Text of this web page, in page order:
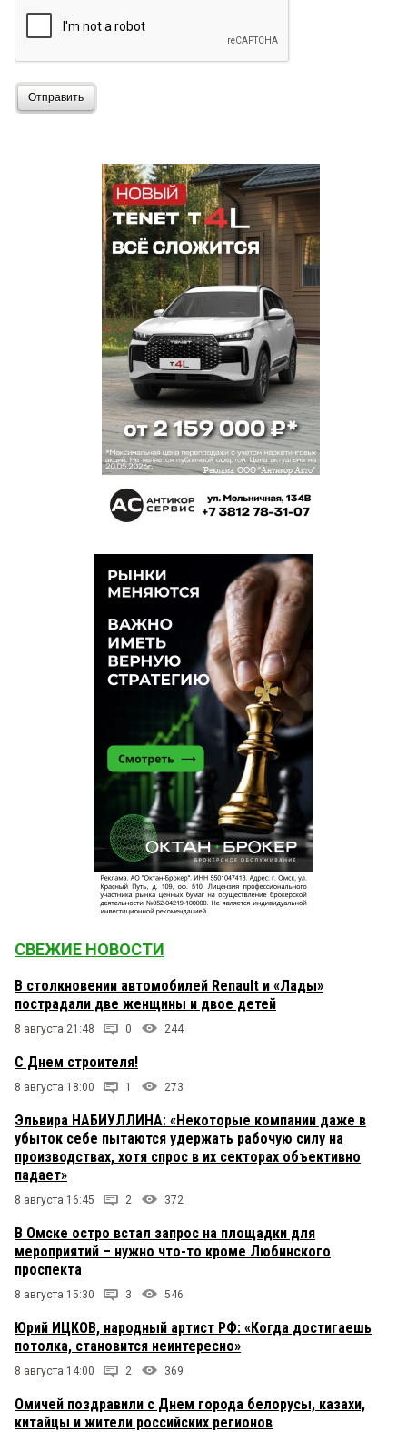
Отправить
СВЕЖИЕ НОВОСТИ
В столкновении автомобилей Renault и «Лады»
пострадали две женщины и двое детей
8 августа 21:48 0 244
С Днем строителя!
8 августа 18:00 1 273
Эльвира НАБИУЛЛИНА: «Некоторые компании даже в
убыток себе пытаются удержать рабочую силу на
производствах, хотя спрос в их секторах объективно
падает»
8 августа 16:45 2 372
В Омске остро встал запрос на площадки для
мероприятий – нужно что-то кроме Любинского
проспекта
8 августа 15:30 3 546
Юрий ИЦКОВ, народный артист РФ: «Когда достигаешь
потолка, становится неинтересно»
8 августа 14:00 2 369
Омичей поздравили с Днем города белорусы, казахи,
китайцы и жители российских регионов